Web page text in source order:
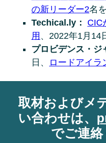
の新リーダー2名
Techical.ly：
CIC
用 、2022年1月14
プロビデンス・ジ
日、
ロードアイラ
取材およびメ
い合わせは、
でご連絡